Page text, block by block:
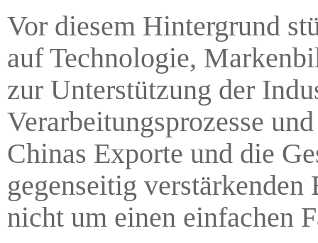
Vor diesem Hintergrund
auf Technologie,
zur Unterstützung der
Verarbeitungsprozesse
Chinas Exporte und die
gegenseitig
nicht um einen einfachen